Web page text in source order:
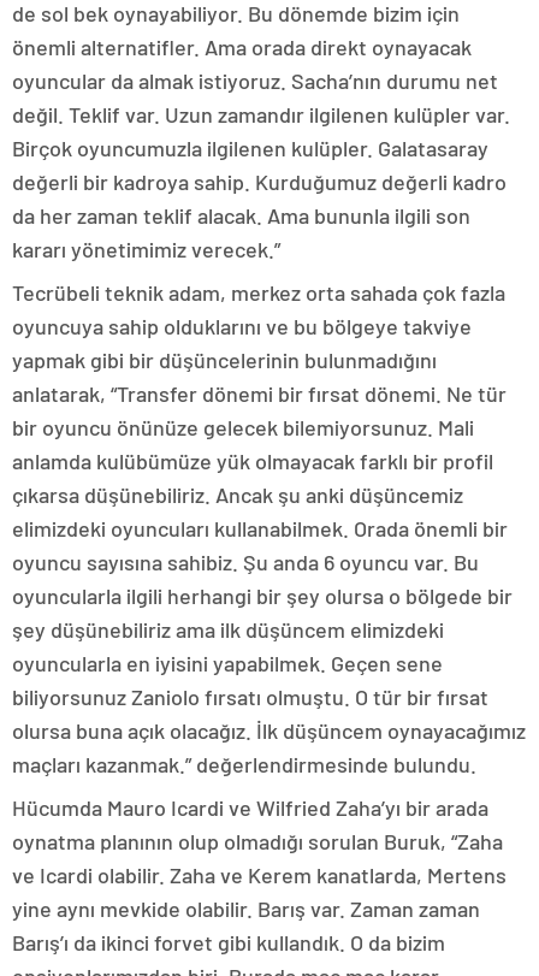
de sol bek oynayabiliyor. Bu dönemde bizim için
önemli alternatifler. Ama orada direkt oynayacak
oyuncular da almak istiyoruz. Sacha’nın durumu net
değil. Teklif var. Uzun zamandır ilgilenen kulüpler var.
Birçok oyuncumuzla ilgilenen kulüpler. Galatasaray
değerli bir kadroya sahip. Kurduğumuz değerli kadro
da her zaman teklif alacak. Ama bununla ilgili son
kararı yönetimimiz verecek.”
Tecrübeli teknik adam, merkez orta sahada çok fazla
oyuncuya sahip olduklarını ve bu bölgeye takviye
yapmak gibi bir düşüncelerinin bulunmadığını
anlatarak, “Transfer dönemi bir fırsat dönemi. Ne tür
bir oyuncu önünüze gelecek bilemiyorsunuz. Mali
anlamda kulübümüze yük olmayacak farklı bir profil
çıkarsa düşünebiliriz. Ancak şu anki düşüncemiz
elimizdeki oyuncuları kullanabilmek. Orada önemli bir
oyuncu sayısına sahibiz. Şu anda 6 oyuncu var. Bu
oyuncularla ilgili herhangi bir şey olursa o bölgede bir
şey düşünebiliriz ama ilk düşüncem elimizdeki
oyuncularla en iyisini yapabilmek. Geçen sene
biliyorsunuz Zaniolo fırsatı olmuştu. O tür bir fırsat
olursa buna açık olacağız. İlk düşüncem oynayacağımız
maçları kazanmak.” değerlendirmesinde bulundu.
Hücumda Mauro Icardi ve Wilfried Zaha’yı bir arada
oynatma planının olup olmadığı sorulan Buruk, “Zaha
ve Icardi olabilir. Zaha ve Kerem kanatlarda, Mertens
yine aynı mevkide olabilir. Barış var. Zaman zaman
Barış’ı da ikinci forvet gibi kullandık. O da bizim